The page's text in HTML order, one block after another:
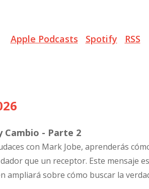
Apple Podcasts Spotify RSS
Cambio - Parte 2
con Mark Jobe, aprenderás
que un receptor. Este mensaje
ampliará sobre cómo buscar la